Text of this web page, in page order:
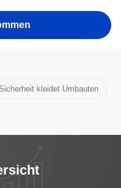
Sicherheit kleidet Umbauten